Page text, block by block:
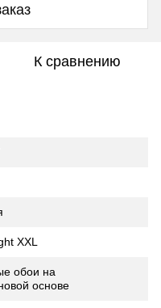
К сравнению
XXL
обои на
основе